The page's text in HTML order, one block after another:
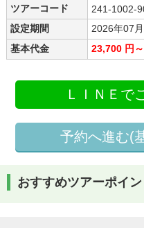
ツアーコード
241-1002-
設定期間
2026年07
基本代金
23,700 円
ＬＩＮＥで
予約へ進む(
おすすめツアーポイン